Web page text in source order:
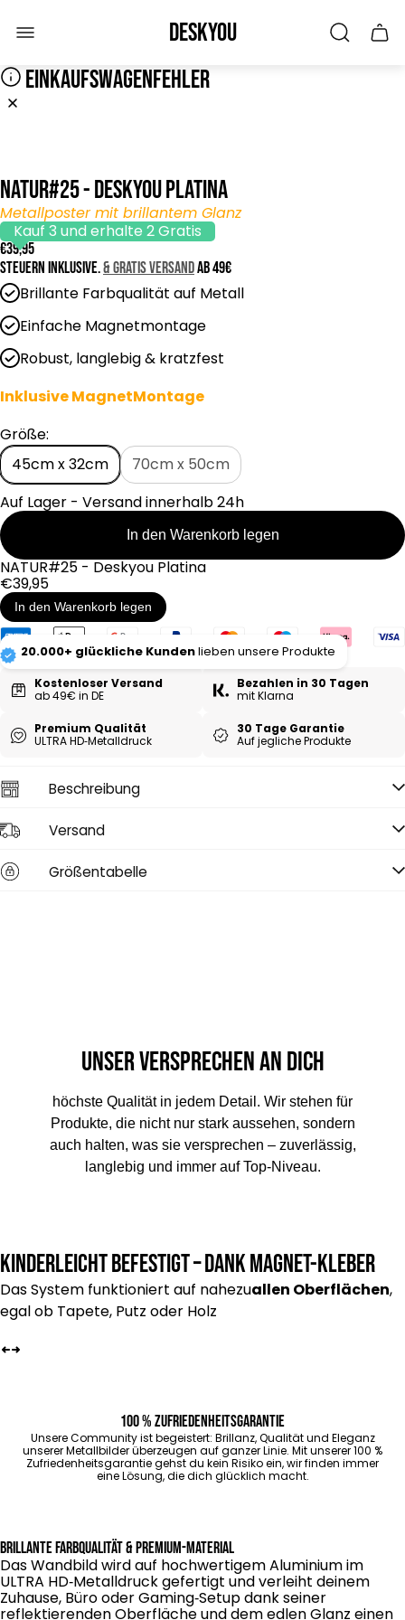
Laden-
Logo"
Deskyou
EINKAUFSWAGENFEHLER
NATUR#25 - Deskyou Platina
Metallposter mit brillantem Glanz
Kauf 3 und erhalte 2 Gratis
R
e
g
u
l
r
r
r
e
i
s
€39,95
Steuern inklusive.& GRATIS Versandab 49€
Brillante Farbqualität auf Metall
Einfache Magnetmontage
Robust, langlebig & kratzfest
Inklusive MagnetMontage
Größe:
45cm x 32cm
70cm x 50cm
Auf Lager - Versand innerhalb 24h
In den Warenkorb legen
NATUR#25 - Deskyou Platina
Regulärer
Preis
€39,95
In den Warenkorb legen
20.000+ glückliche Kundenlieben unsere Produkte
Kostenloser Versand
ab 49€ in DE
Bezahlen in 30 Tagen
mit Klarna
Premium Qualität
ULTRA HD‑Metall­druck
30 Tage Garantie
Auf jegliche Produkte
Beschreibung
Versand
Größentabelle
Unser Versprechen an dich
höchste Qualität in jedem Detail. Wir stehen für
Produkte, die nicht nur stark aussehen, sondern
auch halten, was sie versprechen – zuverlässig,
langlebig und immer auf Top-Niveau.
Kinderleicht befestigt – dank Magnet-Kleber
Das System funktioniert auf nahezuallen Oberflächen,
egal ob Tapete, Putz oder Holz
100 % Zufriedenheitsgarantie
Unsere Community ist begeistert: Brillanz, Qualität und Eleganz
unserer Metallbilder überzeugen auf ganzer Linie. Mit unserer 100 %
Zufriedenheitsgarantie gehst du kein Risiko ein, wir finden immer
eine Lösung, die dich glücklich macht.
Brillante Farbqualität & Premium-Material
Das Wandbild wird auf hochwertigem Aluminium im
ULTRA HD‑Metall­druck gefertigt und verleiht deinem
Zuhause, Büro oder Gaming‑Setup dank seiner
reflektierenden Oberfläche und dem edlen Glanz einen